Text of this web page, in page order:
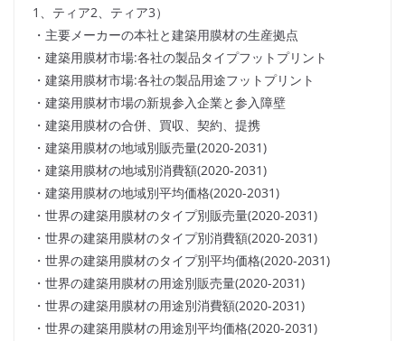
1、ティア2、ティア3）
・主要メーカーの本社と建築用膜材の生産拠点
・建築用膜材市場:各社の製品タイプフットプリント
・建築用膜材市場:各社の製品用途フットプリント
・建築用膜材市場の新規参入企業と参入障壁
・建築用膜材の合併、買収、契約、提携
・建築用膜材の地域別販売量(2020-2031)
・建築用膜材の地域別消費額(2020-2031)
・建築用膜材の地域別平均価格(2020-2031)
・世界の建築用膜材のタイプ別販売量(2020-2031)
・世界の建築用膜材のタイプ別消費額(2020-2031)
・世界の建築用膜材のタイプ別平均価格(2020-2031)
・世界の建築用膜材の用途別販売量(2020-2031)
・世界の建築用膜材の用途別消費額(2020-2031)
・世界の建築用膜材の用途別平均価格(2020-2031)